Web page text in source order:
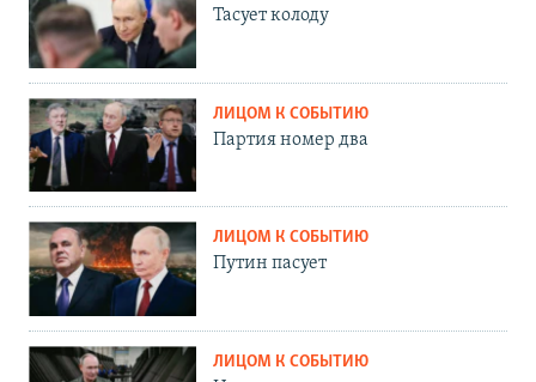
Тасует колоду
ЛИЦОМ К СОБЫТИЮ
Партия номер два
ЛИЦОМ К СОБЫТИЮ
Путин пасует
ЛИЦОМ К СОБЫТИЮ